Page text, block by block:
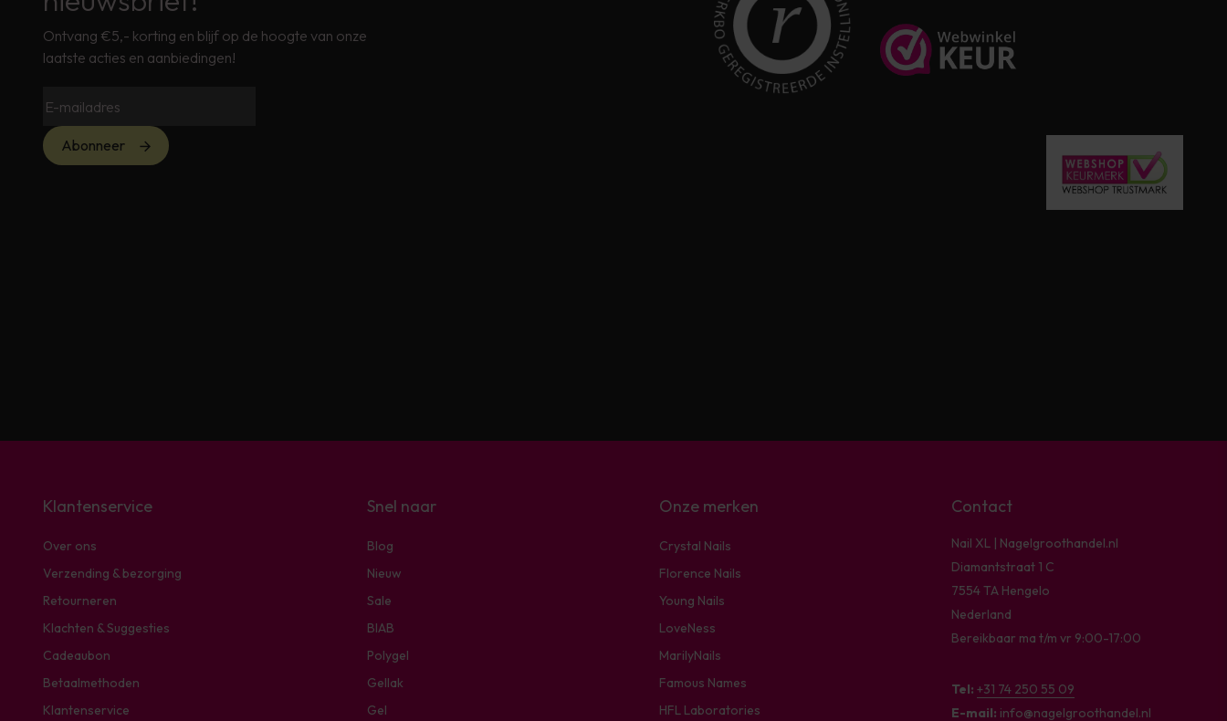
Ontvang €5,- korting en blijf op de hoogte van onze
laatste acties en aanbiedingen!
Abonneer
Klantenservice
Over ons
Verzending & bezorging
Retourneren
Klachten & Suggesties
Cadeaubon
Betaalmethoden
Klantenservice
Snel naar
Blog
Nieuw
Sale
BIAB
Polygel
Gellak
Gel
Onze merken
Crystal Nails
Florence Nails
Young Nails
LoveNess
MarilyNails
Famous Names
HFL Laboratories
Contact
Nail XL | Nagelgroothandel.nl
Diamantstraat 1 C
7554 TA Hengelo
Nederland
Bereikbaar ma t/m vr 9:00-17:00
Tel: +31 74 250 55 09
E-mail: info@nagelgroothandel.nl